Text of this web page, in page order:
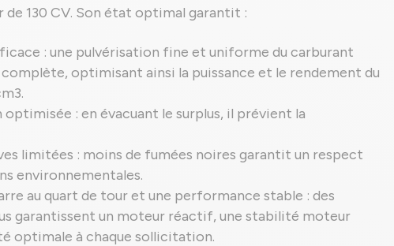
130 CV. Son état optimal garantit :
: une pulvérisation fine et uniforme du carburant
optimisant ainsi la puissance et le rendement du
: en évacuant le surplus, il prévient la
limitées : moins de fumées noires garantit un respect
environnementales.
au quart de tour et une performance stable : des
garantissent un moteur réactif, une stabilité moteur
optimale à chaque sollicitation.